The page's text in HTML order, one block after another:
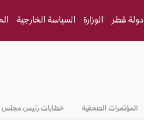
دولة قطر الوزارة السياسة الخارجية
المؤتمرات الصحفية خطابات رئيس مجلس